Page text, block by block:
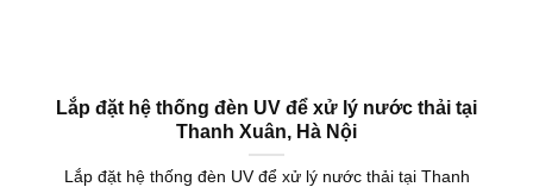
Lắp đặt hệ thống đèn UV để xử lý nước thải tại
Thanh Xuân, Hà Nội
Lắp đặt hệ thống đèn UV để xử lý nước thải tại Thanh